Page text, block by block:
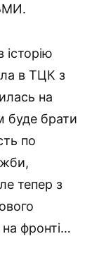
історію
в ТЦК з
на
буде брати
по
тепер з
фронті…